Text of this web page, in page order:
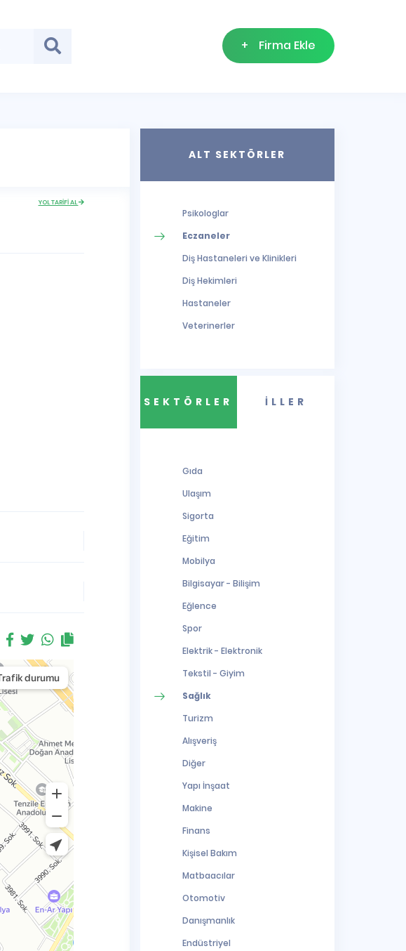
+ Firma Ekle
YOL TARİFİ AL
ALT SEKTÖRLER
Psikologlar
Eczaneler
Diş Hastaneleri ve Klinikleri
Diş Hekimleri
Hastaneler
Veterinerler
SEKTÖRLER İLLER
Gıda
Ulaşım
Sigorta
Eğitim
Mobilya
Bilgisayar - Bilişim
Eğlence
Spor
Elektrik - Elektronik
Tekstil - Giyim
Sağlık
Turizm
Alışveriş
Diğer
Yapı İnşaat
Makine
Finans
Kişisel Bakım
Matbaacılar
Otomotiv
Danışmanlık
Endüstriyel